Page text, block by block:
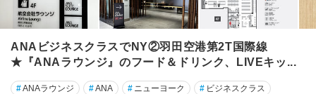
ANAビジネスクラスでNY②羽田空港第2T国際線
★『ANAラウンジ』のフード＆ドリンク、LIVEキッ...
#ANAラウンジ #ANA # ニューヨーク # ビジネスクラス